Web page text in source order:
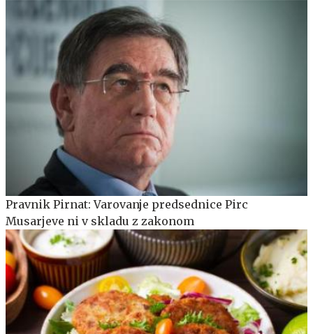
Pravnik Pirnat: Varovanje predsednice Pirc
Musarjeve ni v skladu z zakonom